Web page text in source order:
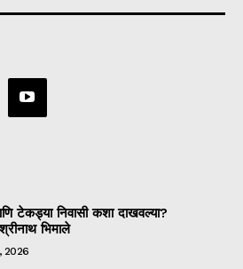
टेकड्या निवासी कशा दाखवल्या?
भिमाले
2026